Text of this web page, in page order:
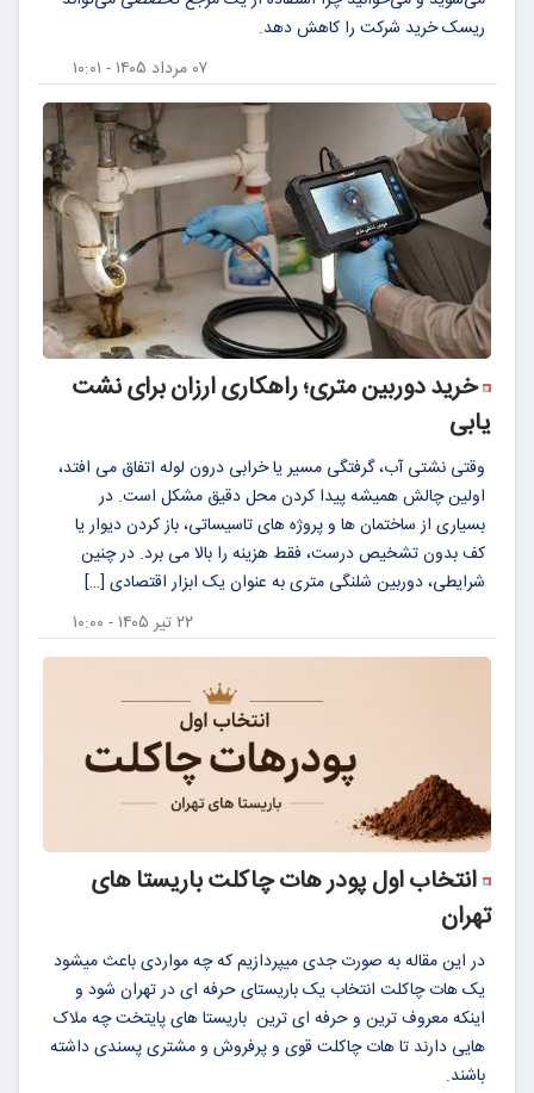
ریسک خرید شرکت را کاهش دهد.
۰۷ مرداد ۱۴۰۵ - ۱۰:۰۱
خرید دوربین متری؛ راهکاری ارزان برای نشت
یابی
وقتی نشتی آب، گرفتگی مسیر یا خرابی درون لوله اتفاق می افتد،
اولین چالش همیشه پیدا کردن محل دقیق مشکل است. در
بسیاری از ساختمان ها و پروژه های تاسیساتی، باز کردن دیوار یا
کف بدون تشخیص درست، فقط هزینه را بالا می برد. در چنین
شرایطی، دوربین شلنگی متری به عنوان یک ابزار اقتصادی […]
۲۲ تیر ۱۴۰۵ - ۱۰:۰۰
انتخاب اول پودر هات چاکلت باریستا های
تهران
در این مقاله به صورت جدی میپردازیم که چه مواردی باعث میشود
یک هات چاکلت انتخاب یک باریستای حرفه ای در تهران شود و
اینکه معروف ترین و حرفه ای ترین باریستا های پایتخت چه ملاک
هایی دارند تا هات چاکلت قوی و پرفروش و مشتری پسندی داشته
باشند.